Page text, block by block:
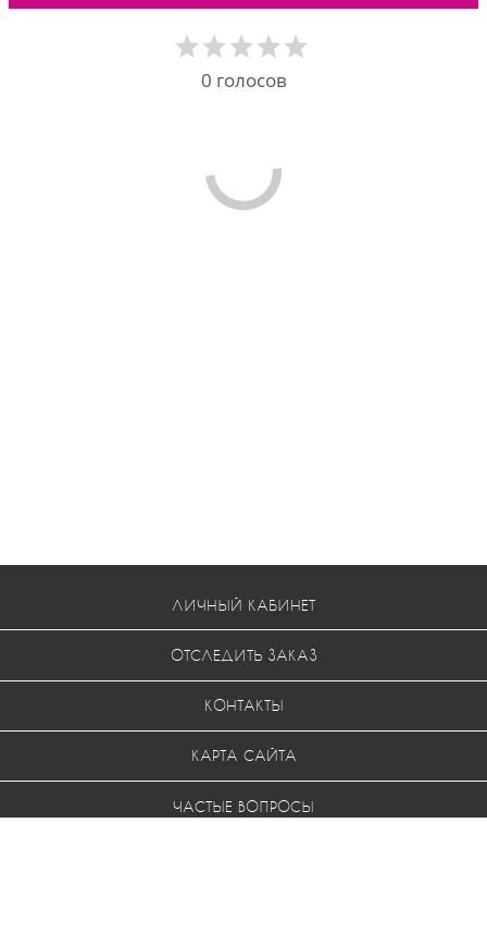
0 голосов
ЛИЧНЫЙ КАБИНЕТ
ОТСЛЕДИТЬ ЗАКАЗ
КОНТАКТЫ
КАРТА САЙТА
ЧАСТЫЕ ВОПРОСЫ